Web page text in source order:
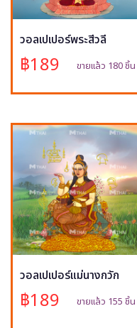
วอลเปเปอร์พระสีวลี
฿189 ขายแล้ว 180 ชิ้น
วอลเปเปอร์แม่นางกวัก
฿189 ขายแล้ว 155 ชิ้น